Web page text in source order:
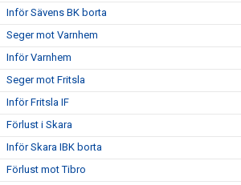
Inför Sävens BK borta
Seger mot Varnhem
Inför Varnhem
Seger mot Fritsla
Inför Fritsla IF
Förlust i Skara
Inför Skara IBK borta
Förlust mot Tibro